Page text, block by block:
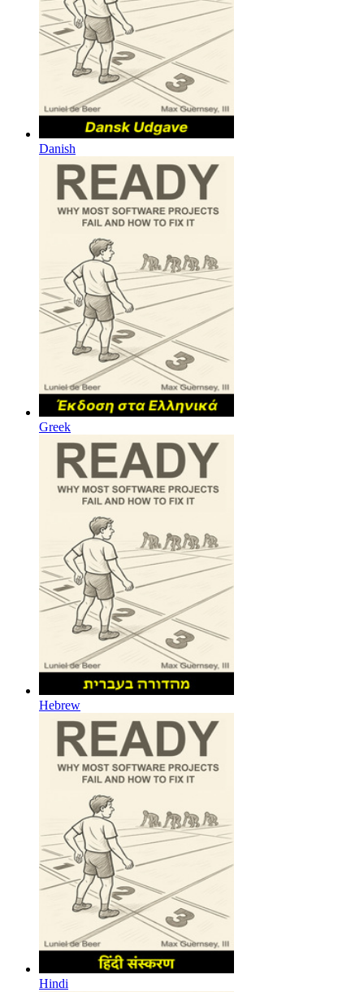
Danish
Greek
Hebrew
Hindi